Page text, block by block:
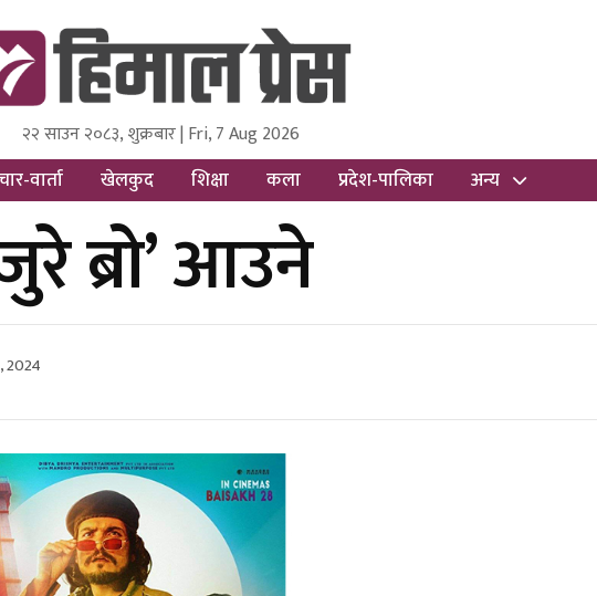
Press Media and Research Pvt Ltd.
२२ साउन २०८३, शुक्रबार | Fri, 7 Aug 2026
वार्ता खेलकुद शिक्षा कला प्रदेश-पालिका अन्य
ब्रो’ आउने
2024